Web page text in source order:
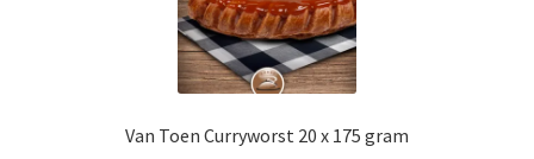
Van Toen Curryworst 20 x 175 gram